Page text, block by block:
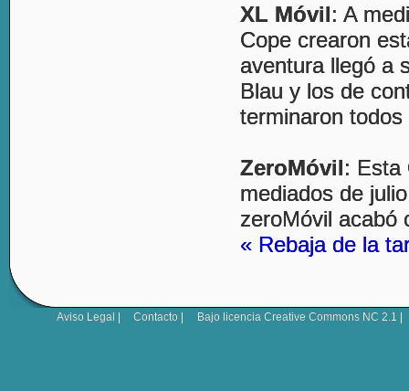
XL Móvil: A
Cope crearon
aventura llegó a
Blau y los de
terminaron
ZeroMóvil: Esta
mediados de
zeroMóvil acabó
« Rebaja de la
Aviso Legal Contacto Bajo licencia Creative Commons NC 2.1